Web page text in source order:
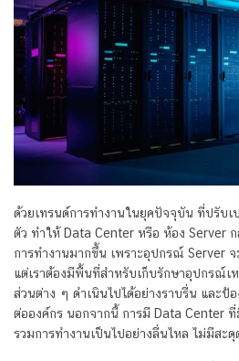
ด้วยเทรนด์การทำงานในยุคปัจจุบัน ที่ปรับเ
ตัว ทำให้ Data Center หรือ ห้อง Server
การทำงานมากขึ้น เพราะอุปกรณ์ Server จ
แต่เราต้องมีพื้นที่สำหรับเก็บรักษาอุปกรณ์เ
ส่วนต่าง ๆ ดำเนินไปได้อย่างราบรื่น และป้
ต่อองค์กร นอกจากนี้ การมี Data Center
รวมการทำงานเป็นไปอย่างลื่นไหล ไม่มีสะดุ